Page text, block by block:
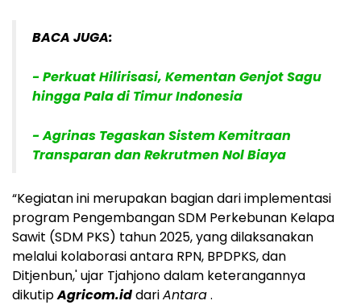
BACA JUGA:
- Perkuat Hilirisasi, Kementan Genjot Sagu
hingga Pala di Timur Indonesia
- Agrinas Tegaskan Sistem Kemitraan
Transparan dan Rekrutmen Nol Biaya
“Kegiatan ini merupakan bagian dari implementasi
program Pengembangan SDM Perkebunan Kelapa
Sawit (SDM PKS) tahun 2025, yang dilaksanakan
melalui kolaborasi antara RPN, BPDPKS, dan
Ditjenbun,' ujar Tjahjono dalam keterangannya
dikutipAgricom.iddariAntara.